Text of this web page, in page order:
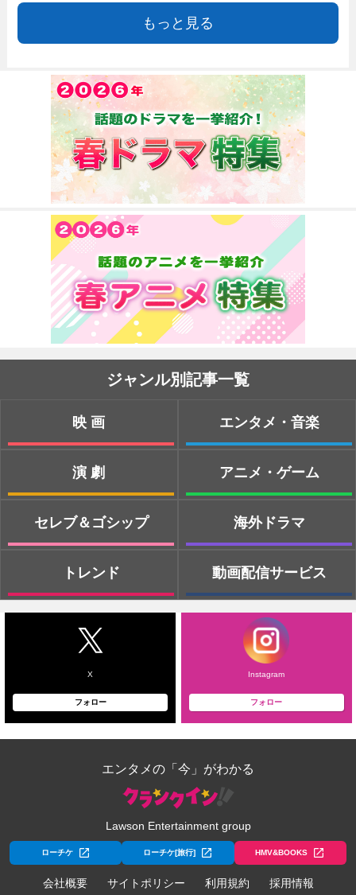
もっと見る
ジャンル別記事一覧
映画
演劇
セレブ＆ゴシップ
トレンド
エンタメ・音楽
アニメ・ゲーム
海外ドラマ
動画配信サービス
X
フォロー
Instagram
フォロー
エンタメの「今」がわかる
Lawson Entertainment group
ローチケ ローチケ[旅行] HMV&BOOKS
会社概要 サイトポリシー 利用規約 採用情報